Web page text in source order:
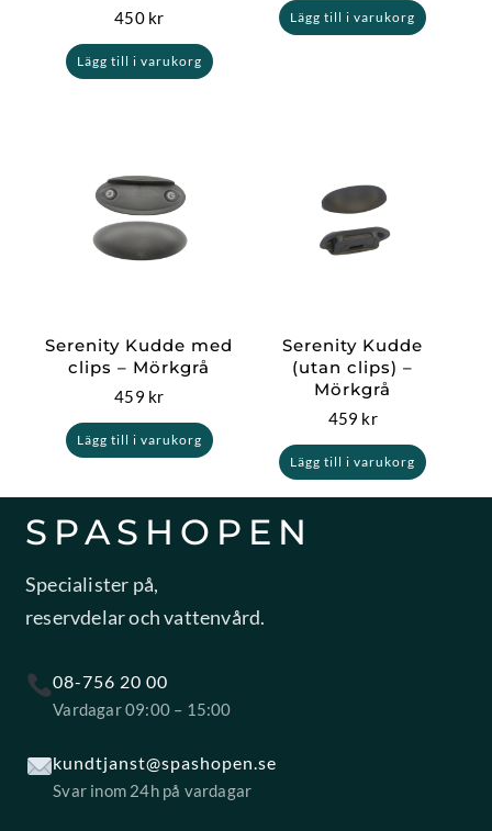
450 kr
Lägg till i varukorg
Lägg till i varukorg
Serenity Kudde med
clips – Mörkgrå
459 kr
Lägg till i varukorg
Serenity Kudde
(utan clips) –
Mörkgrå
459 kr
Lägg till i varukorg
SPASHOPEN
Specialister på,
reservdelar och vattenvård.
08-756 20 00
Vardagar 09:00 – 15:00
kundtjanst@spashopen.se
Svar inom 24h på vardagar